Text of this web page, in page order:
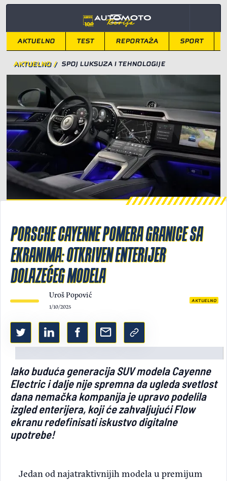
Light/Dark mode
AKTUELNO TEST REPORTAŽA SPORT
AKTUELNO / SPOJ LUKSUZA I TEHNOLOGIJE
PORSCHE CAYENNE POMERA GRANICE SA
EKRANIMA: OTKRIVEN ENTERIJER
DOLAZEĆEG MODELA
Uroš Popović
1/10/2025
AKTUELNO
Iako buduća generacija SUV modela Cayenne
Electric i dalje nije spremna da ugleda svetlost
dana nemačka kompanija je upravo podelila
izgled enterijera, koji će zahvaljujući Flow
ekranu redefinisati iskustvo digitalne
upotrebe!
Jedan od najatraktivnijih modela u premijum